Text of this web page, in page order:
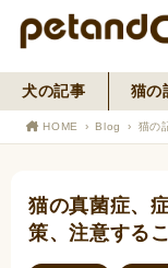
犬の記事 猫の
HOME Blog 猫の
猫の真菌症、
策、注意する